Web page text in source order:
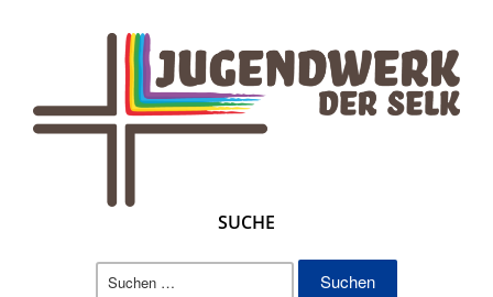
SUCHE
Suchen